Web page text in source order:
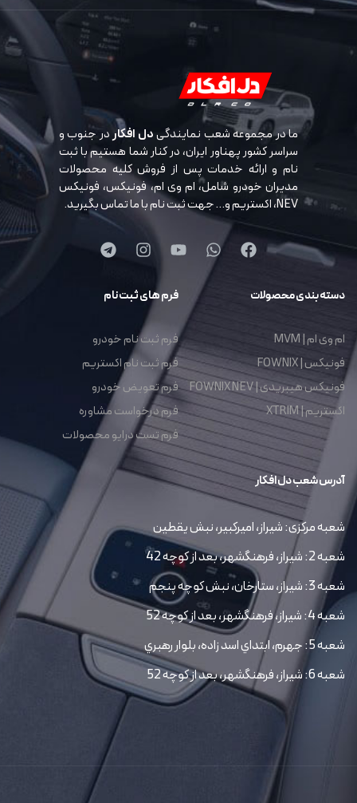
ما در مجموعه شعب نمایندگیدل افکاردر جنوب و
سراسر کشور پهناور ایران، در کنار شما هستیم با ثبت
نام و ارائه خدمات پس از فروش کلیه محصولات
مدیران خودرو شامل، ام وی ام، فونیکس، فونیکس
NEV، اکستریم و… جهت ثبت نام با ما تماس بگیرید.
دسته بندی محصولات
ام وی ام | MVM
فونیکس | FOWNIX
فونیکس هیبریدی | FOWNIX NEV
اکستریم | XTRIM
فرم های ثبت نام
فرم ثبت نام خودرو
فرم ثبت نام اکستریم
فرم تعویض خودرو
فرم درخواست مشاوره
فرم تست درایو محصولات
آدرس شعب دل افکار
شعبه مرکزی: شیراز، امیرکبیر، نبش یقطین
شعبه 2: شیراز، فرهنگشهر، بعد از کوچه 42
شعبه 3: شیراز، ستارخان، نبش کوچه پنجم
شعبه 4: شیراز، فرهنگشهر، بعد از کوچه 52
شعبه 5: جهرم، ابتداي اسد زاده، بلوار رهبري
شعبه 6: شیراز، فرهنگشهر، بعد از کوچه 52